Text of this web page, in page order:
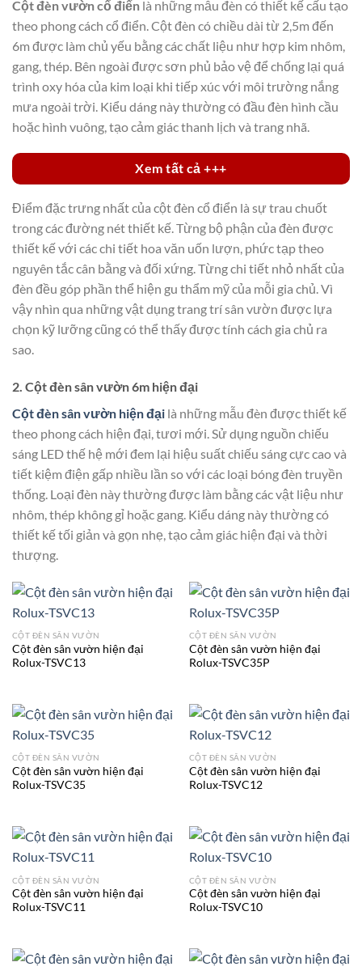
Cột đèn vườn cổ điển là những mẫu đèn có thiết kế cấu tạo
theo phong cách cổ điển. Cột đèn có chiều dài từ 2,5m đến
6m được làm chủ yếu bằng các chất liệu như hợp kim nhôm,
gang, thép. Bên ngoài được sơn phủ bảo vệ để chống lại quá
trình oxy hóa của kim loại khi tiếp xúc với môi trường nắng
mưa ngoài trời. Kiểu dáng này thường có đầu đèn hình cầu
hoặc hình vuông, tạo cảm giác thanh lịch và trang nhã.
Xem tất cả +++
Điểm đặc trưng nhất của cột đèn cổ điển là sự trau chuốt
trong các đường nét thiết kế. Từng bộ phận của đèn được
thiết kế với các chi tiết hoa văn uốn lượn, phức tạp theo
nguyên tắc cân bằng và đối xứng. Từng chi tiết nhỏ nhất của
đèn đều góp phần thể hiện gu thẩm mỹ của mỗi gia chủ. Vì
vậy nhìn qua những vật dụng trang trí sân vườn được lựa
chọn kỹ lưỡng cũng có thể thấy được tính cách gia chủ ra
sao.
2. Cột đèn sân vườn 6m hiện đại
Cột đèn sân vườn hiện đại là những mẫu đèn được thiết kế
theo phong cách hiện đại, tươi mới. Sử dụng nguồn chiếu
sáng LED thế hệ mới đem lại hiệu suất chiếu sáng cực cao và
tiết kiệm điện gấp nhiều lần so với các loại bóng đèn truyền
thống. Loại đèn này thường được làm bằng các vật liệu như
nhôm, thép không gỉ hoặc gang. Kiểu dáng này thường có
thiết kế tối giản và gọn nhẹ, tạo cảm giác hiện đại và thời
thượng.
CỘT ĐÈN SÂN VƯỜN
Cột đèn sân vườn hiện đại
Rolux-TSVC13
CỘT ĐÈN SÂN VƯỜN
Cột đèn sân vườn hiện đại
Rolux-TSVC35P
CỘT ĐÈN SÂN VƯỜN
Cột đèn sân vườn hiện đại
Rolux-TSVC35
CỘT ĐÈN SÂN VƯỜN
Cột đèn sân vườn hiện đại
Rolux-TSVC12
CỘT ĐÈN SÂN VƯỜN
Cột đèn sân vườn hiện đại
Rolux-TSVC11
CỘT ĐÈN SÂN VƯỜN
Cột đèn sân vườn hiện đại
Rolux-TSVC10